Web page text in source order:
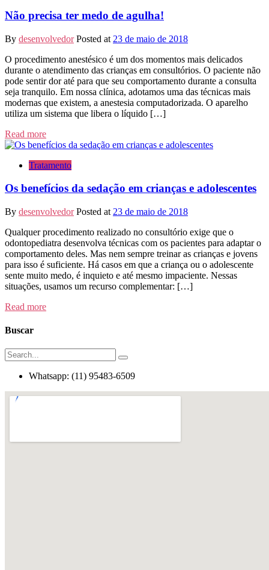
Não precisa ter medo de agulha!
By desenvolvedor Posted at 23 de maio de 2018
O procedimento anestésico é um dos momentos mais delicados
durante o atendimento das crianças em consultórios. O paciente não
pode sentir dor até para que seu comportamento durante a consulta
seja tranquilo. Em nossa clínica, adotamos uma das técnicas mais
modernas que existem, a anestesia computadorizada. O aparelho
utiliza um sistema que libera o líquido […]
Read more
Tratamento
Os benefícios da sedação em crianças e adolescentes
By desenvolvedor Posted at 23 de maio de 2018
Qualquer procedimento realizado no consultório exige que o
odontopediatra desenvolva técnicas com os pacientes para adaptar o
comportamento deles. Mas nem sempre treinar as crianças e jovens
para isso é suficiente. Há casos em que a criança ou o adolescente
sente muito medo, é inquieto e até mesmo impaciente. Nessas
situações, usamos um recurso complementar: […]
Read more
Buscar
Whatsapp: (11) 95483-6509